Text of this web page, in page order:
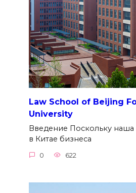
Law School of Beijing
University
Введение Поскольку
в Китае бизнеса
0 622